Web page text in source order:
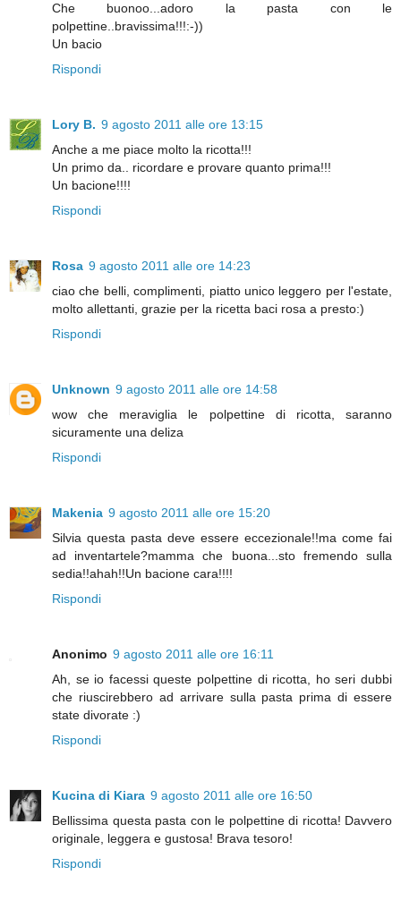
Che buonoo...adoro la pasta con le
polpettine..bravissima!!!:-))
Un bacio
Rispondi
Lory B. 9 agosto 2011 alle ore 13:15
Anche a me piace molto la ricotta!!!
Un primo da.. ricordare e provare quanto prima!!!
Un bacione!!!!
Rispondi
Rosa 9 agosto 2011 alle ore 14:23
ciao che belli, complimenti, piatto unico leggero per l'estate,
molto allettanti, grazie per la ricetta baci rosa a presto:)
Rispondi
Unknown 9 agosto 2011 alle ore 14:58
wow che meraviglia le polpettine di ricotta, saranno
sicuramente una deliza
Rispondi
Makenia 9 agosto 2011 alle ore 15:20
Silvia questa pasta deve essere eccezionale!!ma come fai
ad inventartele?mamma che buona...sto fremendo sulla
sedia!!ahah!!Un bacione cara!!!!
Rispondi
Anonimo 9 agosto 2011 alle ore 16:11
Ah, se io facessi queste polpettine di ricotta, ho seri dubbi
che riuscirebbero ad arrivare sulla pasta prima di essere
state divorate :)
Rispondi
Kucina di Kiara 9 agosto 2011 alle ore 16:50
Bellissima questa pasta con le polpettine di ricotta! Davvero
originale, leggera e gustosa! Brava tesoro!
Rispondi